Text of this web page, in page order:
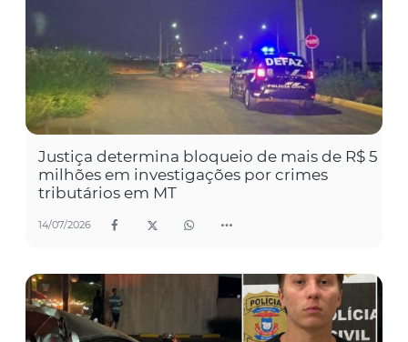
Justiça determina bloqueio de mais de R$ 5
milhões em investigações por crimes
tributários em MT
14/07/2026